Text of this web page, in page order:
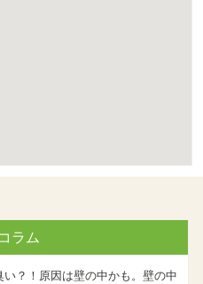
ラム
い？！原因は壁の中かも。壁の中